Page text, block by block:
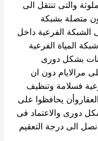
والتى تنتقل الى
متصلة بشبكة
الشبكة الفرعية داخل
المياة الفرعية
بشكل دورى
مرالايام دون ان
فسلامة وتنظيف
يحافظوا على
دورى والاعتماد فى
الى درجة التعقيم